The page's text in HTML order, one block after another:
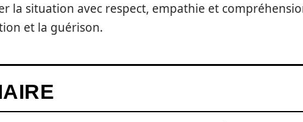
la situation avec respect, empathie et
et la guérison.